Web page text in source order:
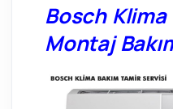
Bosch Klima
Montaj